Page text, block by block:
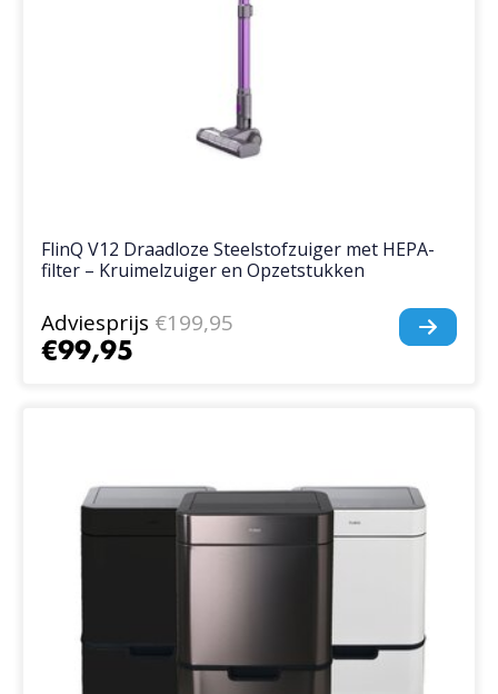
FlinQ V12 Draadloze Steelstofzuiger met HEPA-
filter – Kruimelzuiger en Opzetstukken
Adviesprijs €199,95
€99,95